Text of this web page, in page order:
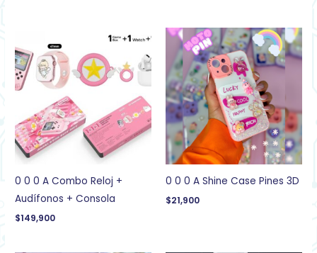
0 0 0 A Combo Reloj +
Audífonos + Consola
$149,900
0 0 0 A Shine Case Pines 3D
$21,900